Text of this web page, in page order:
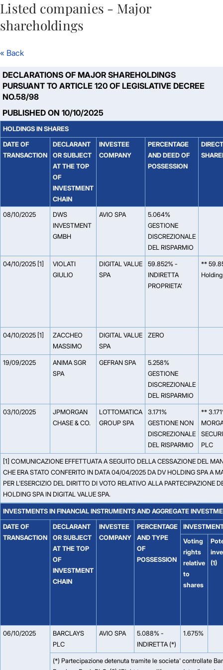
Skip to Main Content
Listed companies - Major
shareholdings
« Back
DECLARATIONS OF MAJOR SHAREHOLDINGS
PURSUANT TO ARTICLE 120 OF LEGISLATIVE DECREE
NO.58/98
PUBLISHED ON 10/10/2025
HOLDINGS IN SHARES
DATE OF
TRANSACTION
DECLARANT
OR SUBJECT
AT THE TOP
OF
INVESTMENT
CHAIN
INVESTEE
COMPANY
PERCENTAGE
AND DEED OF
POSSESSION
DIRECT
08/10/2025
DWS
INVESTMENT
GMBH
AVIO SPA
5.064%
GESTIONE
DISCREZIONALE
DEL RISPARMIO
04/10/2025 [1]
VIOLATI
GIULIO
DIGITAL VALUE
SPA
59.852% -
INDIRETTA
PROPRIETA'
**
04/10/2025 [1]
ZACCHEO
MASSIMO
DIGITAL VALUE
SPA
ZERO
19/09/2025
ANIMA SGR
SPA
GEFRAN SPA
5.258%
GESTIONE
DISCREZIONALE
DEL RISPARMIO
03/10/2025
JPMORGAN
CHASE & CO.
LOTTOMATICA
GROUP SPA
3.171%
GESTIONE NON
DISCREZIONALE
DEL RISPARMIO
**
PLC
[1] COMUNICAZIONE EFFETTUATA A SEGUITO DELLA CESSAZIONE DEL
CHE ERA STATO CONFERITO IN DATA 04/04/2025 DA DV HOLDING SPA A
PER L'ESERCIZIO DEL DIRITTO DI VOTO RELATIVO ALLA PARTECIPAZIONE
HOLDING SPA IN DIGITAL VALUE SPA.
INVESTMENTS IN FINANCIAL INSTRUMENTS AND AGGREGATE
DATE OF
TRANSACTION
DECLARANT
OR SUBJECT
AT THE TOP
OF
INVESTMENT
CHAIN
INVESTEE
COMPANY
PERCENTAGE
AND TYPE
OF
POSSESSION
Voting
rights
relative
to
shares
(1)
06/10/2025
BARCLAYS
PLC
AVIO SPA
5.088% -
INDIRETTA (*)
1.675%
(*) Partecipazione detenuta tramite le societa' controllate